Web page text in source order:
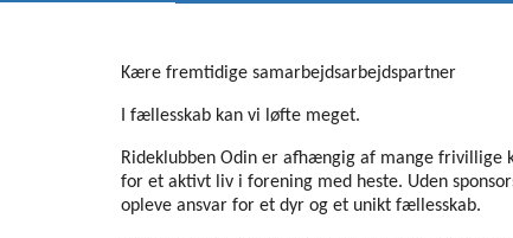
Kære fremtidige samarbejdsarbejdspartner
I fællesskab kan vi løfte meget.
Rideklubben Odin er afhængig af mange
for et aktivt liv i forening med heste. Uden
opleve ansvar for et dyr og et unikt fællesskab.